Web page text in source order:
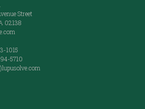
Street
02138
1015
5710